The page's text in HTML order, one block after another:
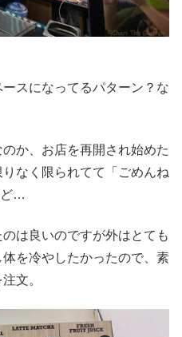
スになってるパターン？な
か、お店を再開され始めた
なく限られてて「ごめんね
ど…
は良いのですが外はとても
を冷やしたかったので、素
文。